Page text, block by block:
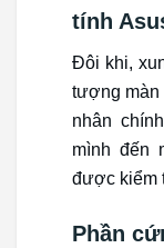
tính
Đôi khi,
tượng màn
nhân
mình đến
được kiểm
Phần